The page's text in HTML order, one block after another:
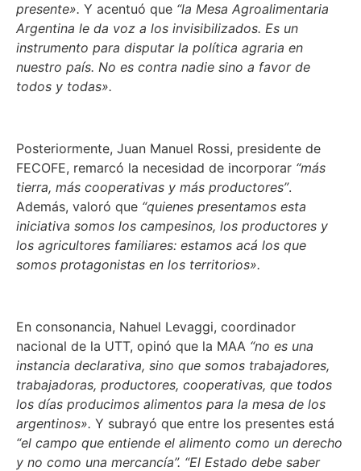
presente». Y acentuó que “la Mesa Agroalimentaria
Argentina le da voz a los invisibilizados. Es un
instrumento para disputar la política agraria en
nuestro país. No es contra nadie sino a favor de
todos y todas».
Posteriormente, Juan Manuel Rossi, presidente de
FECOFE, remarcó la necesidad de incorporar “más
tierra, más cooperativas y más productores”.
Además, valoró que “quienes presentamos esta
iniciativa somos los campesinos, los productores y
los agricultores familiares: estamos acá los que
somos protagonistas en los territorios».
En consonancia, Nahuel Levaggi, coordinador
nacional de la UTT, opinó que la MAA “no es una
instancia declarativa, sino que somos trabajadores,
trabajadoras, productores, cooperativas, que todos
los días producimos alimentos para la mesa de los
argentinos». Y subrayó que entre los presentes está
“el campo que entiende el alimento como un derecho
y no como una mercancía”. “El Estado debe saber